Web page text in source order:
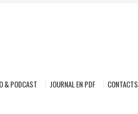
& PODCAST JOURNAL EN PDF CONTACTS